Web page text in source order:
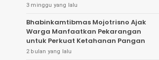
3 minggu yang lalu
Bhabinkamtibmas Mojotrisno Ajak
Warga Manfaatkan Pekarangan
untuk Perkuat Ketahanan Pangan
2 bulan yang lalu